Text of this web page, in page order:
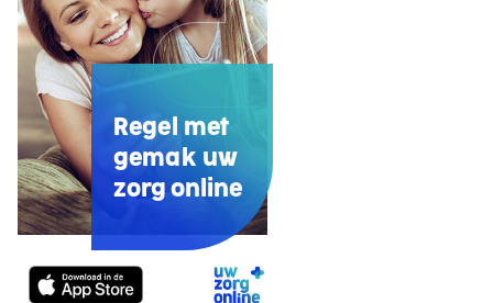
Uw
Regel met
gemak uw
zorg online